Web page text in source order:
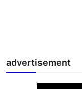
advertisement